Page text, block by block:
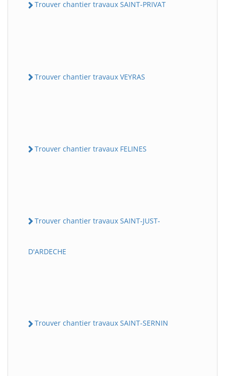
Trouver chantier travaux SAINT-PRIVAT
Trouver chantier travaux VEYRAS
Trouver chantier travaux FELINES
Trouver chantier travaux SAINT-JUST-
D'ARDECHE
Trouver chantier travaux SAINT-SERNIN